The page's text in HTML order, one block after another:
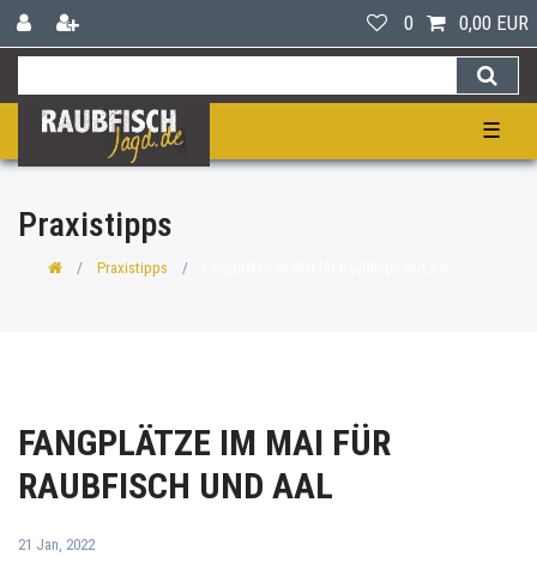
0 0,00 EUR
☰
Praxistipps
Praxistipps
FANGPLÄTZE IM MAI FÜR
RAUBFISCH UND AAL
21 Jan, 2022